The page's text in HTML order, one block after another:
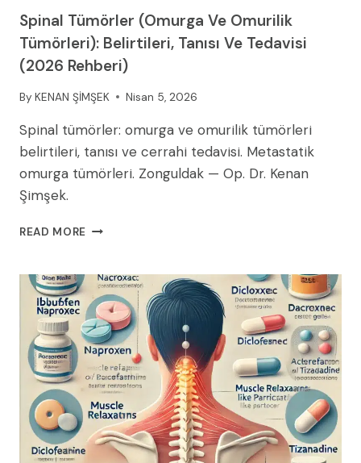
Spinal Tümörler (Omurga Ve Omurilik
Tümörleri): Belirtileri, Tanısı Ve Tedavisi
(2026 Rehberi)
By KENAN ŞİMŞEK Nisan 5, 2026
Spinal tümörler: omurga ve omurilik tümörleri
belirtileri, tanısı ve cerrahi tedavisi. Metastatik
omurga tümörleri. Zonguldak — Op. Dr. Kenan
Şimşek.
READ MORE SPINAL
VE
OMURILIK
TÜMÖRLERI):
BELIRTILERI,
TANISI
VE
TEDAVISI
(2026
REHBERI)